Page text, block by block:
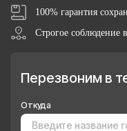
100% гарантия
Строгое соблюдение
Перезвоним в
Откуда